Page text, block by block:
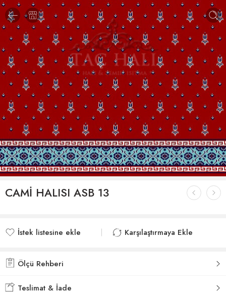
CAMİ HALISI ASB 13
İstek listesine ekle
Karşılaştırmaya Ekle
Ölçü Rehberi
Teslimat & İade